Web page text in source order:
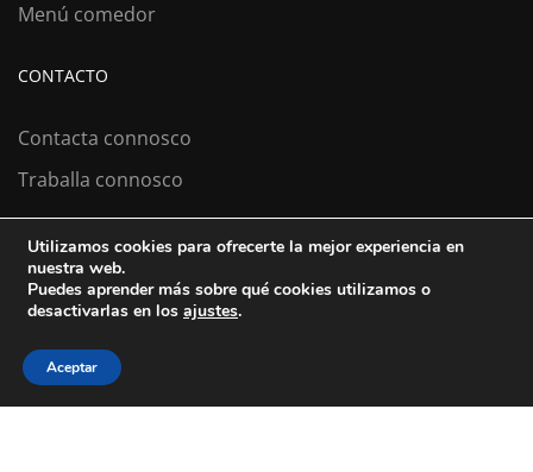
Menú comedor
CONTACTO
Contacta connosco
Traballa connosco
Colexio La Salle Santiago
Aviso Legal
Política de cookies
Política de privacidad
Utilizamos cookies para ofrecerte la mejor experiencia en
nuestra web.
Puedes aprender más sobre qué cookies utilizamos o
desactivarlas en los ajustes.
Aceptar